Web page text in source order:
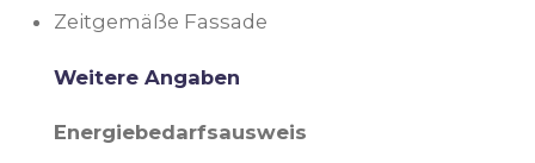
Zeitgemäße Fassade
Weitere Angaben
Energiebedarfsausweis